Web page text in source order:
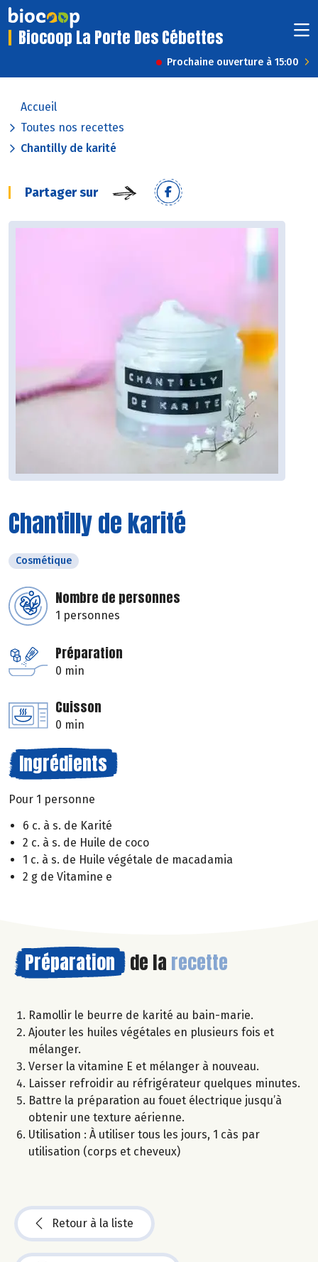
Biocoop La Porte Des Cébettes
Prochaine ouverture à 15:00
Accueil
Toutes nos recettes
Chantilly de karité
Partager sur
Chantilly de karité
Cosmétique
Nombre de personnes
1 personnes
Préparation
0 min
Cuisson
0 min
Ingrédients
Pour 1 personne
6 c. à s. de Karité
2 c. à s. de Huile de coco
1 c. à s. de Huile végétale de macadamia
2 g de Vitamine e
Préparation de la recette
Ramollir le beurre de karité au bain-marie.
Ajouter les huiles végétales en plusieurs fois et
mélanger.
Verser la vitamine E et mélanger à nouveau.
Laisser refroidir au réfrigérateur quelques minutes.
Battre la préparation au fouet électrique jusqu’à
obtenir une texture aérienne.
Utilisation : À utiliser tous les jours, 1 càs par
utilisation (corps et cheveux)
Retour à la liste